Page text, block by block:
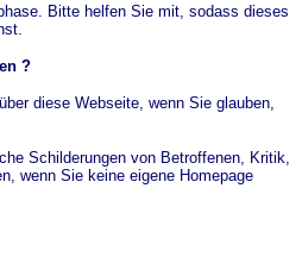
Bitte helfen Sie mit, sodass dieses
?
über diese Webseite, wenn Sie glauben,
Schilderungen von Betroffenen, Kritik,
wenn Sie keine eigene Homepage